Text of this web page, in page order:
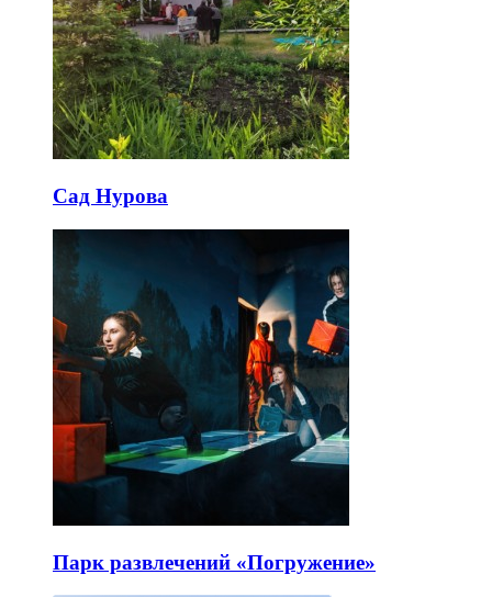
Сад Нурова
Парк развлечений «Погружение»